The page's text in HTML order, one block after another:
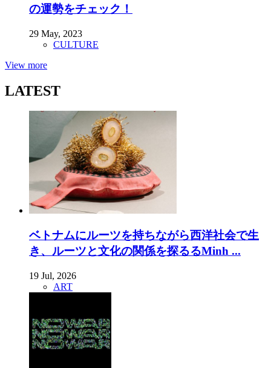
の運勢をチェック！
29 May, 2023
CULTURE
View more
LATEST
ベトナムにルーツを持ちながら西洋社会で生
き、ルーツと文化の関係を探るるMinh ...
19 Jul, 2026
ART